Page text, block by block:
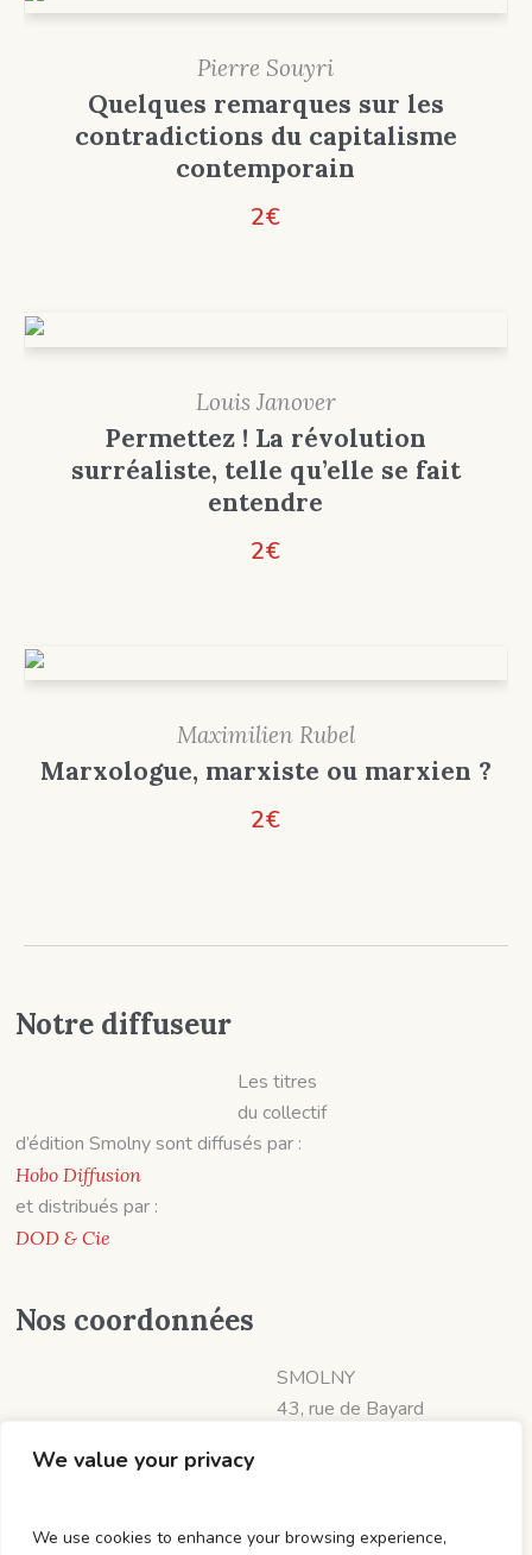
We value your privacy
We use cookies to enhance your browsing experience,
Pierre Souyri
Quelques remarques sur les
contradictions du capitalisme
contemporain
2€
Louis Janover
Permettez ! La révolution
surréaliste, telle qu’elle se fait
entendre
2€
Maximilien Rubel
Marxologue, marxiste ou marxien ?
2€
Notre diffuseur
Les titres
du collectif
d’édition Smolny sont diffusés par :
Hobo Diffusion
et distribués par :
DOD & Cie
Nos coordonnées
SMOLNY
43, rue de Bayard
📱 07 60 19 06 57
Sm0lny